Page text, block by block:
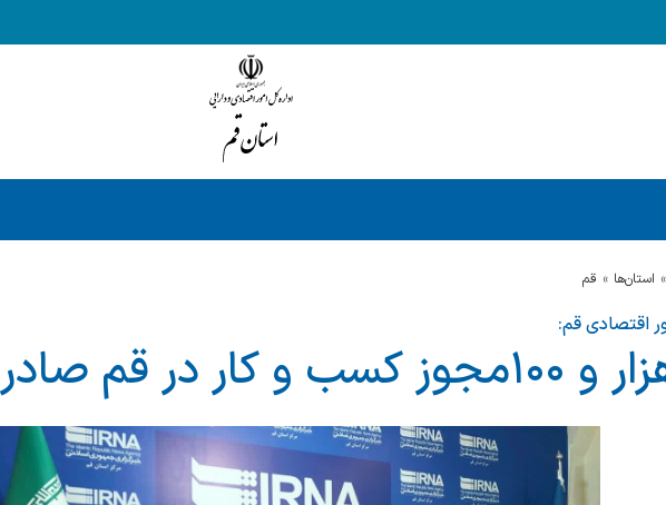
استان‌ها قم
اقتصادی قم:
کار در قم صادر شد